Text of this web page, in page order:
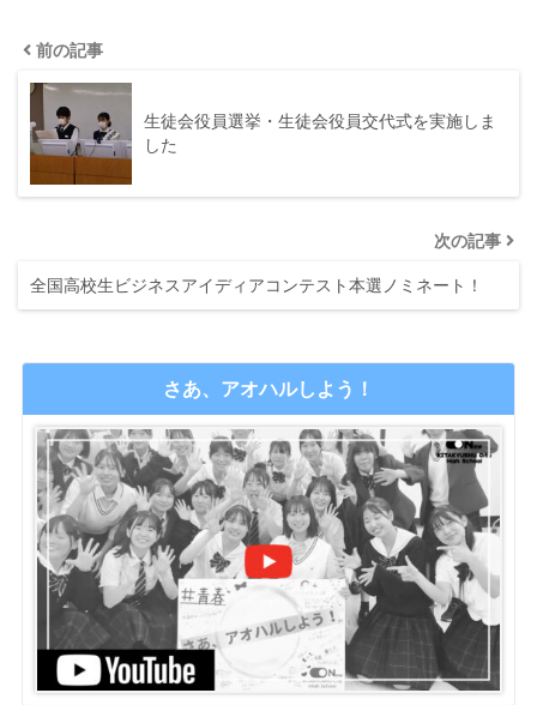
前の記事
生徒会役員選挙・生徒会役員交代式を実施しま
した
次の記事
全国高校生ビジネスアイディアコンテスト本選ノミネート！
さあ、アオハルしよう！